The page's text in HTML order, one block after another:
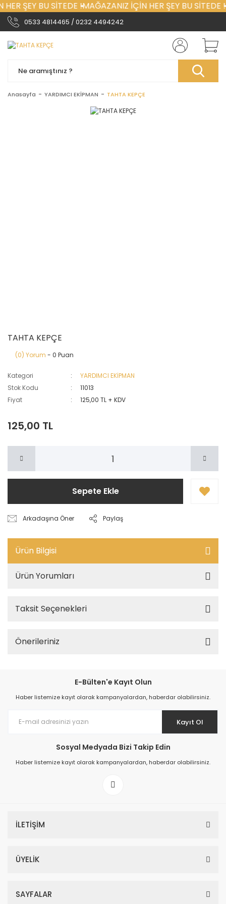
ŞEY BU SİTEDE !MAĞAZANIZ İÇİN HER ŞEY BU SİTEDE !
0533 4814465 / 0232 4494242
Anasayfa YARDIMCI EKİPMAN TAHTA KEPÇE
TAHTA KEPÇE
(0) Yorum - 0 Puan
Kategori
YARDIMCI EKİPMAN
Stok Kodu
11013
Fiyat
125,00 TL + KDV
125,00 TL
Sepete Ekle
Arkadaşına Öner Paylaş
Ürün Bilgisi
Ürün Yorumları
Taksit Seçenekleri
Önerileriniz
E-Bülten'e Kayıt Olun
Haber listemize kayıt olarak kampanyalardan, haberdar olabilirsiniz.
Kayıt Ol
Sosyal Medyada Bizi Takip Edin
Haber listemize kayıt olarak kampanyalardan, haberdar olabilirsiniz.
İLETİŞİM
ÜYELİK
SAYFALAR